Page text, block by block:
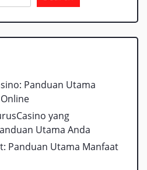
Panduan Utama
yang
Utama Anda
Panduan Utama Manfaat